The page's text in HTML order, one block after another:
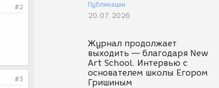
Публикации
20.07.2026
Журнал продолжает
выходить — благодаря New
Art School. Интервью с
основателем школы Егором
Гришиным
#2
#3